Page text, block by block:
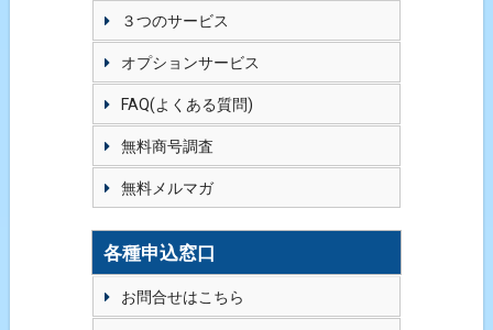
３つのサービス
オプションサービス
FAQ(よくある質問)
無料商号調査
無料メルマガ
各種申込窓口
お問合せはこちら